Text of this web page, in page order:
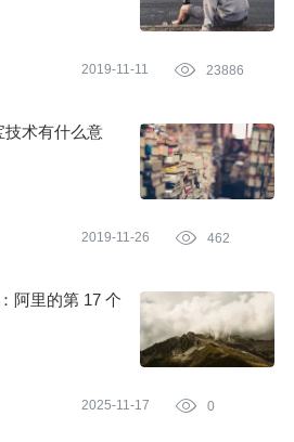
2019-11-11  23886
技术有什么意
2019-11-26  462
阿里的第 17 个
2025-11-17  0